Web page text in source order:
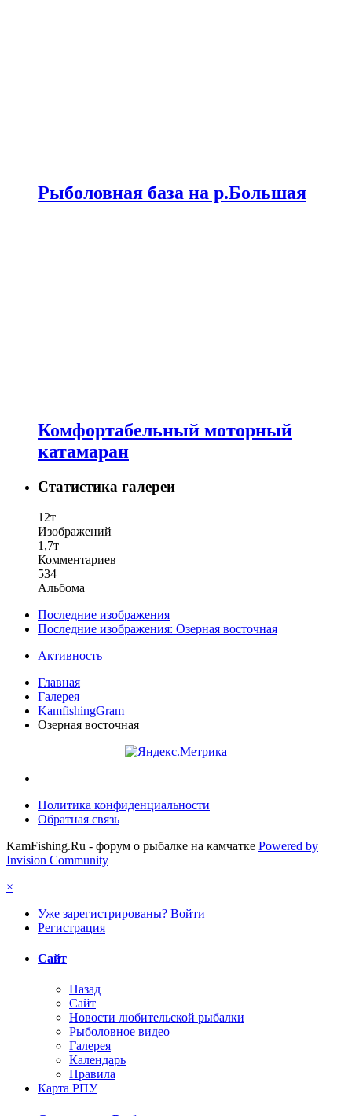
Рыболовная база на р.Большая
Комфортабельный моторный
катамаран
Статистика галереи
12т
Изображений
1,7т
Комментариев
534
Альбома
Последние изображения
Последние изображения: Озерная восточная
Активность
Главная
Галерея
KamfishingGram
Озерная восточная
Политика конфиденциальности
Обратная связь
KamFishing.Ru - форум о рыбалке на камчатке Powered by
Invision Community
×
Уже зарегистрированы? Войти
Регистрация
Сайт
Назад
Сайт
Новости любительской рыбалки
Рыболовное видео
Галерея
Календарь
Правила
Карта РПУ